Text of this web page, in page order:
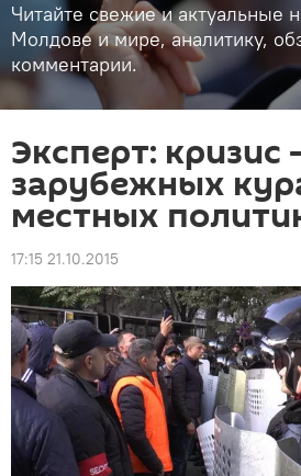
Читайте свежие и актуальные
Молдове и мире, аналитику,
комментарии.
Эксперт: кризис
зарубежных
местных
17:15 21.10.2015